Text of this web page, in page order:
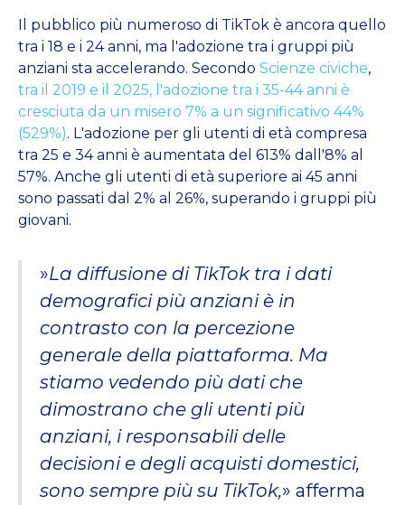
Il pubblico più numeroso di TikTok è ancora quello
tra i 18 e i 24 anni, ma l'adozione tra i gruppi più
anziani sta accelerando. Secondo Scienze civiche,
tra il 2019 e il 2025, l'adozione tra i 35-44 anni è
cresciuta da un misero 7% a un significativo 44%
(529%). L'adozione per gli utenti di età compresa
tra 25 e 34 anni è aumentata del 613% dall'8% al
57%. Anche gli utenti di età superiore ai 45 anni
sono passati dal 2% al 26%, superando i gruppi più
giovani.
»La diffusione di TikTok tra i dati
demografici più anziani è in
contrasto con la percezione
generale della piattaforma. Ma
stiamo vedendo più dati che
dimostrano che gli utenti più
anziani, i responsabili delle
decisioni e degli acquisti domestici,
sono sempre più su TikTok,» afferma